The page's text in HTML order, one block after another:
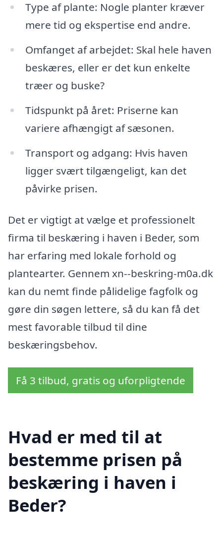
Type af plante: Nogle planter kræver
mere tid og ekspertise end andre.
Omfanget af arbejdet: Skal hele haven
beskæres, eller er det kun enkelte
træer og buske?
Tidspunkt på året: Priserne kan
variere afhængigt af sæsonen.
Transport og adgang: Hvis haven
ligger svært tilgængeligt, kan det
påvirke prisen.
Det er vigtigt at vælge et professionelt
firma til beskæring i haven i Beder, som
har erfaring med lokale forhold og
plantearter. Gennem xn--beskring-m0a.dk
kan du nemt finde pålidelige fagfolk og
gøre din søgen lettere, så du kan få det
mest favorable tilbud til dine
beskæringsbehov.
Få 3 tilbud, gratis og uforpligtende
Hvad er med til at
bestemme prisen på
beskæring i haven i
Beder?